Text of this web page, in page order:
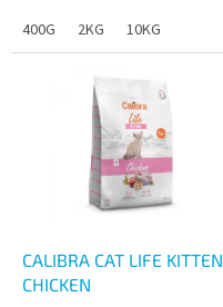
400G
2KG 10KG
CALIBRA CAT LIFE KITTEN
CHICKEN